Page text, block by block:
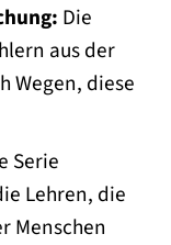
Die
aus der
Wegen, diese
Serie
Lehren, die
Menschen